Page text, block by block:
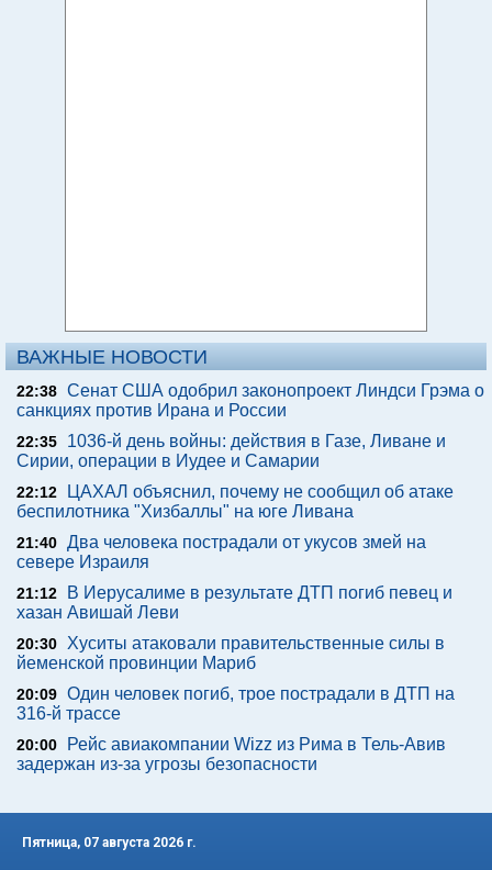
ВАЖНЫЕ НОВОСТИ
22:38 Сенат США одобрил законопроект Линдси Грэма о
санкциях против Ирана и России
22:35
1036-й день войны: действия в Газе, Ливане и
Сирии, операции в Иудее и Самарии
22:12
ЦАХАЛ объяснил, почему не сообщил об атаке
беспилотника "Хизбаллы" на юге Ливана
21:40 Два человека пострадали от укусов змей на
севере Израиля
21:12
В Иерусалиме в результате ДТП погиб певец и
хазан Авишай Леви
20:30
Хуситы атаковали правительственные силы в
йеменской провинции Мариб
20:09 Один человек погиб, трое пострадали в ДТП на
316-й трассе
20:00
Рейс авиакомпании Wizz из Рима в Тель-Авив
задержан из-за угрозы безопасности
Пятница, 07 августа 2026 г.